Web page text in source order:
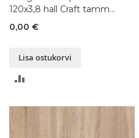
120x3,8 hall Craft tamm
K002, 80-300x120xK3,8 cm
0,00 €
Lisa ostukorvi